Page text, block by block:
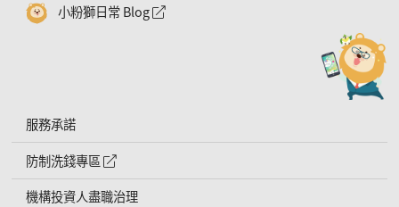
小粉獅日常 Blog 外網連結符號
服務承諾
防制洗錢專區
外網連結符號
機構投資人盡職治理